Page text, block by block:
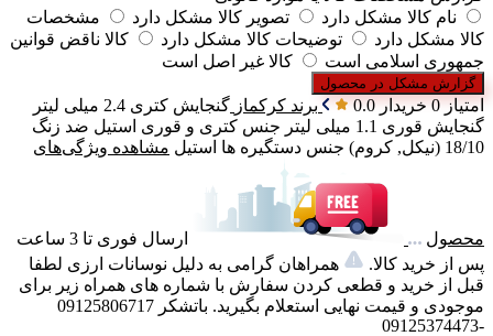
نام کالا مشکل دارد
تصویر کالا مشکل دارد
مشخصات
کالا مشکل دارد
توضیحات کالا مشکل دارد
کالا ناقض قوانین
جمهوری اسلامی است
کالا غیر اصل است
گزارش مشکل در محصول
امتیاز 0 خریدار 0.0 برند کرکماز گنجایش کتری 2.4 میلی لیتر
گنجایش قوری 1.1 میلی لیتر جنس کتری و قوری استیل ضد زنگ
18/10 (نیکل, کروم)
جنس دستگیره ها استیل مشاهده ویژگی‌های
محصول
ارسال فوری تا 3 ساعت
پس از خرید کالا.
همراهان گرامی به دلیل نوسانات ارزی لطفا
قبل از خرید و قطعی کردن سفارش با شماره های همراه زیر برای
موجودی و قیمت نهایی استعلام بگیرید. باتشکر 09125806717
-09125374473